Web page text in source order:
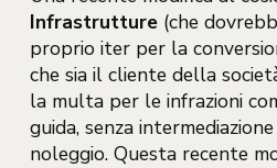
Infrastrutture(che
proprio iter per la
che sia il cliente della
la multa per le infrazioni
guida, senza
noleggio. Questa recente